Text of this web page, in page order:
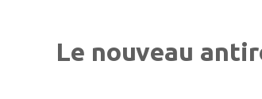
Le nouveau